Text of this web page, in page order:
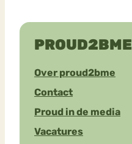
PROUD2BME
Over proud2bme
Contact
Proud in de media
Vacatures